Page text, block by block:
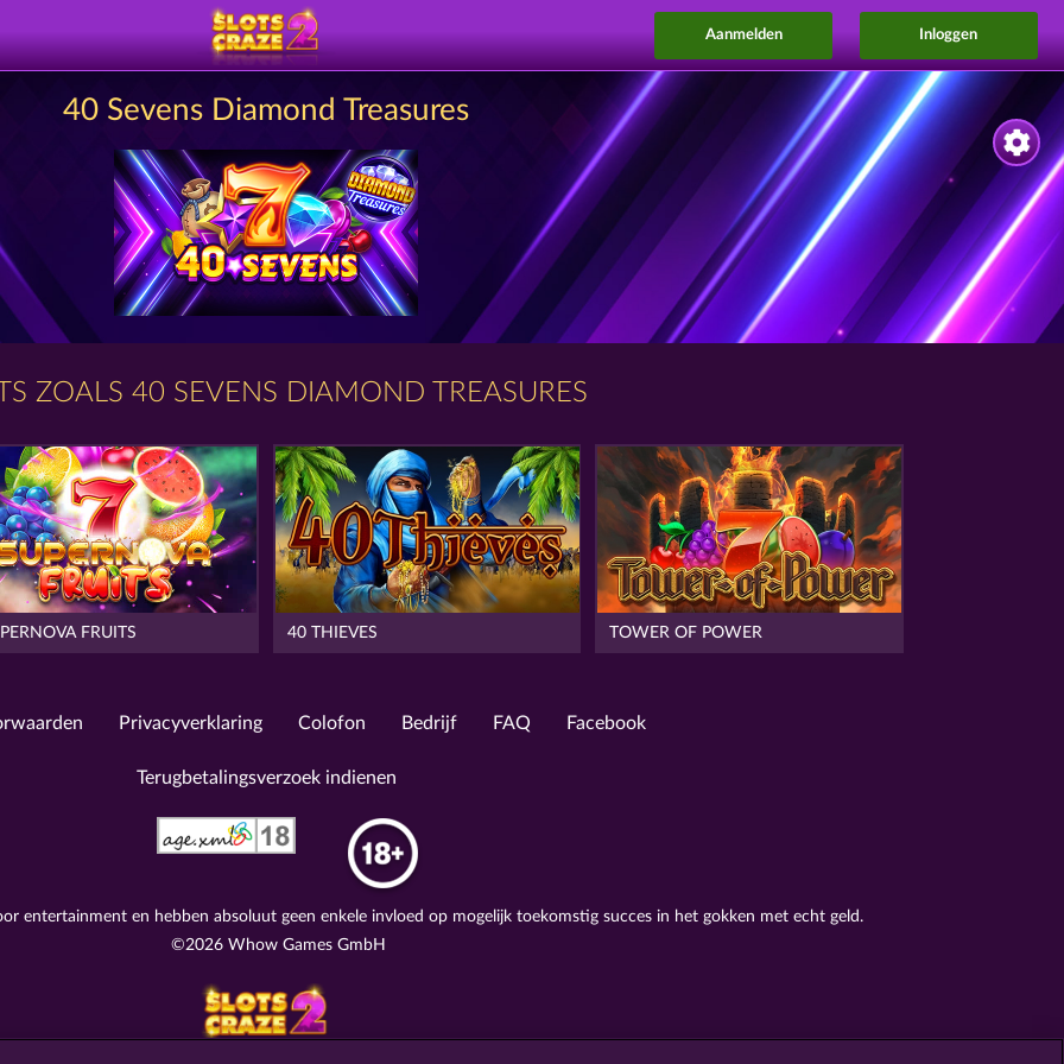
Aanmelden Inloggen
40 Sevens Diamond Treasures
ZOALS 40 SEVENS DIAMOND TREASURES
FRUITS 40 THIEVES TOWER OF POWER
Privacyverklaring Colofon Bedrijf FAQ Facebook
Terugbetalingsverzoek indienen
entertainment en hebben absoluut geen enkele invloed op mogelijk toekomstig succes in het gokken met echt geld.
©2026 Whow Games GmbH